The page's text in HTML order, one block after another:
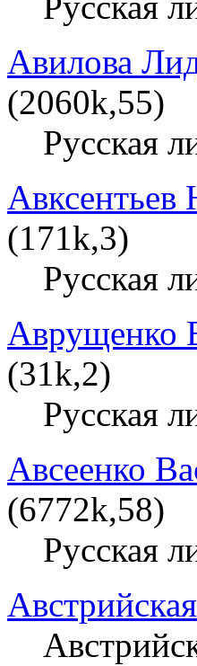
Авилова
(2060k,55)
Русская
(171k,3)
Русская
Аврущенко
(31k,2)
Русская
Авсеенко
(6772k,58)
Русская